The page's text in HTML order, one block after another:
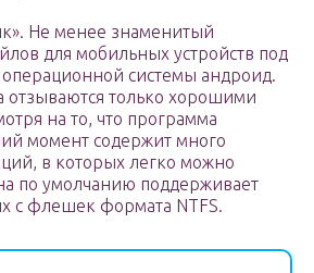
Не менее знаменитый
для мобильных устройств под
системы андроид.
отзываются только хорошими
на то, что программа
момент содержит много
в которых легко можно
по умолчанию поддерживает
с флешек формата NTFS.